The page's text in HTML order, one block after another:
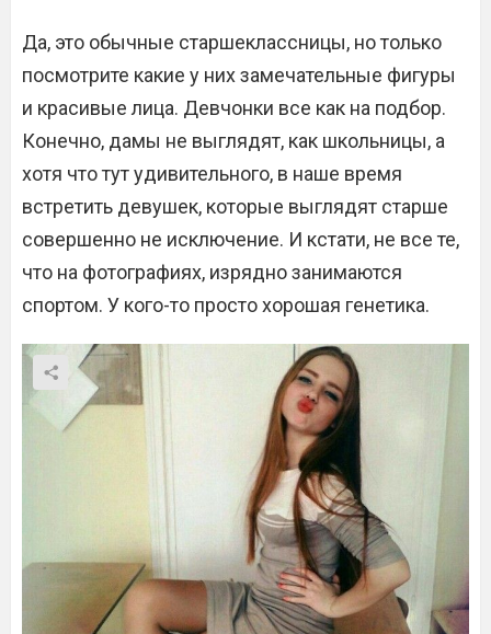
Да, это обычные старшеклассницы, но только
посмотрите какие у них замечательные фигуры
и красивые лица. Девчонки все как на подбор.
Конечно, дамы не выглядят, как школьницы, а
хотя что тут удивительного, в наше время
встретить девушек, которые выглядят старше
совершенно не исключение. И кстати, не все те,
что на фотографиях, изрядно занимаются
спортом. У кого-то просто хорошая генетика.